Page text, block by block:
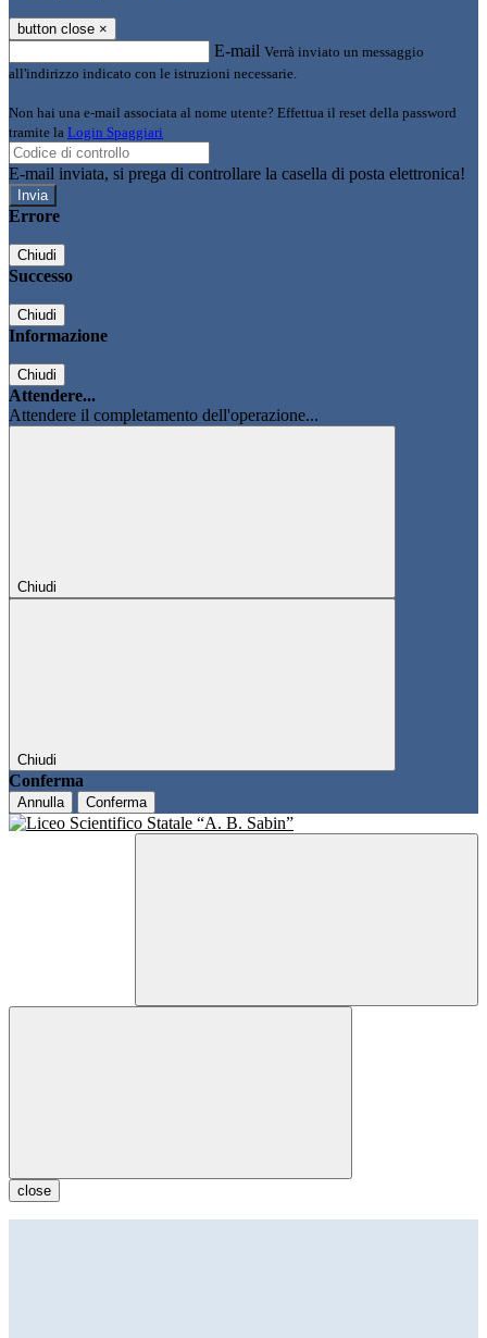
button close ×
E-mail Verrà inviato un messaggio
all'indirizzo indicato con le istruzioni necessarie.
Non hai una e-mail associata al nome utente? Effettua il reset della password
tramite la Login Spaggiari
E-mail inviata, si prega di controllare la casella di posta elettronica!
Errore
Chiudi
Successo
Chiudi
Informazione
Chiudi
Attendere...
Attendere il completamento dell'operazione...
Chiudi
Chiudi
Conferma
Annulla Conferma
close